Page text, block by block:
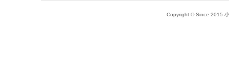
Copyright © Since 2015